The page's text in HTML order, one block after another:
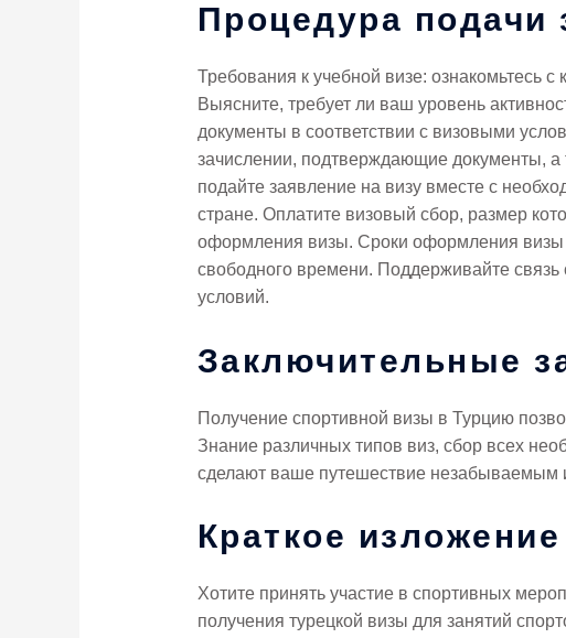
Процедура подачи
Требования к учебной визе: ознакомьтесь
Выясните, требует ли ваш уровень
документы в соответствии с визовыми
зачислении, подтверждающие документы,
подайте заявление на визу вместе с
стране. Оплатите визовый сбор, размер
оформления визы. Сроки оформления визы
свободного времени. Поддерживайте
условий.
Заключительные
Получение спортивной визы в Турцию
Знание различных типов виз, сбор всех
сделают ваше путешествие незабываемым
Краткое
Хотите принять участие в спортивных
получения турецкой визы для занятий